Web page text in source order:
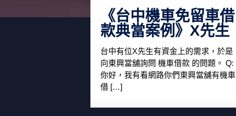
《台中機車免留車借
款典當案例》X先生
台中有位X先生有資金上的需求，於是
向東興當舖詢問 機車借款 的問題。 Q:
你好，我有看網路你們東興當舖有機車
借 […]